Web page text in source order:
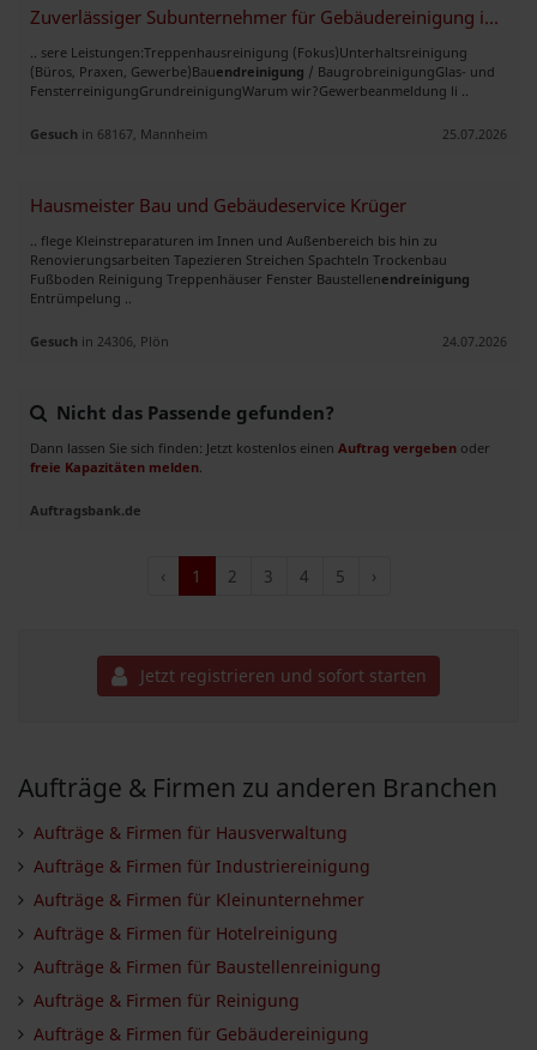
Zuverlässiger Subunternehmer für Gebäudereinigung im Raum Mannheim
.. sere Leistungen: ​Treppenhausreinigung (Fokus) ​Unterhaltsreinigung
(Büros, Praxen, Gewerbe) ​Bauendreinigung / Baugrobreinigung ​Glas- und
Fensterreinigung ​Grundreinigung ​Warum wir? ​Gewerbeanmeldung li ..
Gesuch in 68167, Mannheim 25.07.2026
Hausmeister Bau und Gebäudeservice Krüger
.. flege Kleinstreparaturen im Innen und Außenbereich bis hin zu
Renovierungsarbeiten Tapezieren Streichen Spachteln Trockenbau
Fußboden Reinigung Treppenhäuser Fenster Baustellenendreinigung
Entrümpelung ..
Gesuch in 24306, Plön 24.07.2026
Nicht das Passende gefunden?
Dann lassen Sie sich finden: Jetzt kostenlos einen Auftrag vergeben oder
freie Kapazitäten melden.
Auftragsbank.de
‹ 1 2 3 4 5 ›
Jetzt registrieren und sofort starten
Aufträge & Firmen zu anderen Branchen
Aufträge & Firmen für Hausverwaltung
Aufträge & Firmen für Industriereinigung
Aufträge & Firmen für Kleinunternehmer
Aufträge & Firmen für Hotelreinigung
Aufträge & Firmen für Baustellenreinigung
Aufträge & Firmen für Reinigung
Aufträge & Firmen für Gebäudereinigung